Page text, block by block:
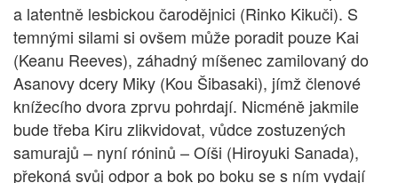
a latentně lesbickou čarodějnici (Rinko Kikuči). S
temnými silami si ovšem může poradit pouze Kai
(Keanu Reeves), záhadný míšenec zamilovaný do
Asanovy dcery Miky (Kou Šibasaki), jímž členové
knížecího dvora zprvu pohrdají. Nicméně jakmile
bude třeba Kiru zlikvidovat, vůdce zostuzených
samurajů – nyní róninů – Oíši (Hiroyuki Sanada),
překoná svůj odpor a bok po boku se s ním vydají